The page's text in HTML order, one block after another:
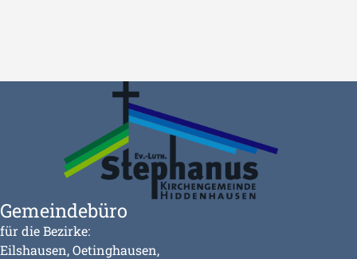
Gemeindebüro
für die Bezirke:
Eilshausen, Oetinghausen,